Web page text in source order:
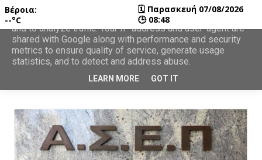
Βέροια:
--°C
🗓 Παρασκευή 07/08/2026
🕒 08:48
This site uses cookies from Google to deliver its services
and to analyze traffic. Your IP address and user-agent are
shared with Google along with performance and security
metrics to ensure quality of service, generate usage
statistics, and to detect and address abuse.
LEARN MORE GOT IT